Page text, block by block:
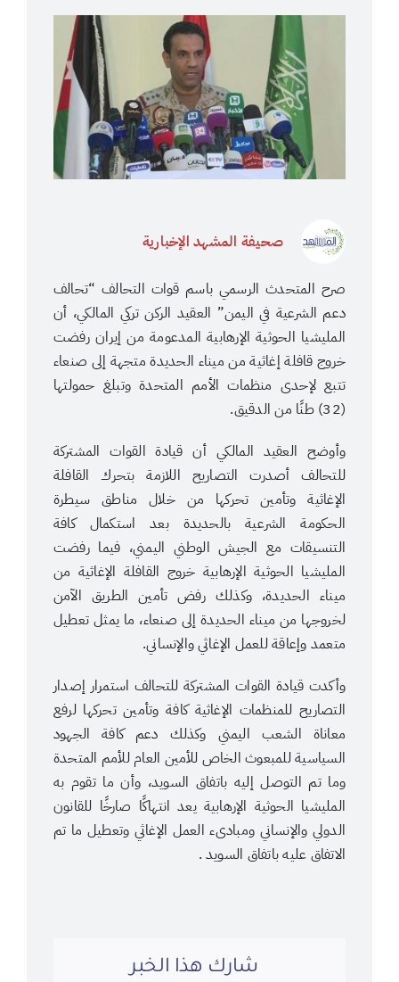
صحيفة المشهد الإخبارية
صرح المتحدث الرسمي باسم قوات التحالف “تحالف
دعم الشرعية في اليمن” العقيد الركن تركي المالكي، أن
المليشيا الحوثية الإرهابية المدعومة من إيران رفضت
خروج قافلة إغاثية من ميناء الحديدة متجهة إلى صنعاء
تتبع لإحدى منظمات الأمم المتحدة وتبلغ حمولتها
(32) طنًا من الدقيق.
وأوضح العقيد المالكي أن قيادة القوات المشتركة
للتحالف أصدرت التصاريح اللازمة بتحرك القافلة
الإغاثية وتأمين تحركها من خلال مناطق سيطرة
الحكومة الشرعية بالحديدة بعد استكمال كافة
التنسيقات مع الجيش الوطني اليمني، فيما رفضت
المليشيا الحوثية الإرهابية خروج القافلة الإغاثية من
ميناء الحديدة، وكذلك رفض تأمين الطريق الآمن
لخروجها من ميناء الحديدة إلى صنعاء، ما يمثل تعطيل
متعمد وإعاقة للعمل الإغاثي والإنساني.
وأكدت قيادة القوات المشتركة للتحالف استمرار إصدار
التصاريح للمنظمات الإغاثية كافة وتأمين تحركها لرفع
معاناة الشعب اليمني وكذلك دعم كافة الجهود
السياسية للمبعوث الخاص للأمين العام للأمم المتحدة
وما تم التوصل إليه باتفاق السويد، وأن ما تقوم به
المليشيا الحوثية الإرهابية يعد انتهاكًا صارخًا للقانون
الدولي والإنساني ومبادىء العمل الإغاثي وتعطيل ما تم
الاتفاق عليه باتفاق السويد .
شارك هذا الخبر